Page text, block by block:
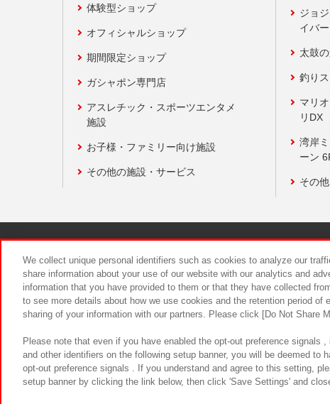
体験型ショップ
オフィシャルショップ
期間限定ショップ
ガシャポン専門店
アスレチック・スポーツエンタメ
施設
お子様・ファミリー向け施設
その他の施設・サービス
ジョ
イバー
太鼓
釣り
マリ
リDX
湾岸
ーン
その
食品のご提供
We collect unique personal identifiers such as cookies to analyze our
share information about your use of our website with our analytics and
information that you have provided to them or that they have collected
to see more details about how we use cookies and the retention period of
sharing of your information with our partners. Please click [Do Not Share
Please note that even if you have enabled the opt-out preference signals
and other identifiers on the following setup banner, you will be deemed to
opt-out preference signals . If you understand and agree to this setting,
setup banner by clicking the link below, then click 'Save Settings' and